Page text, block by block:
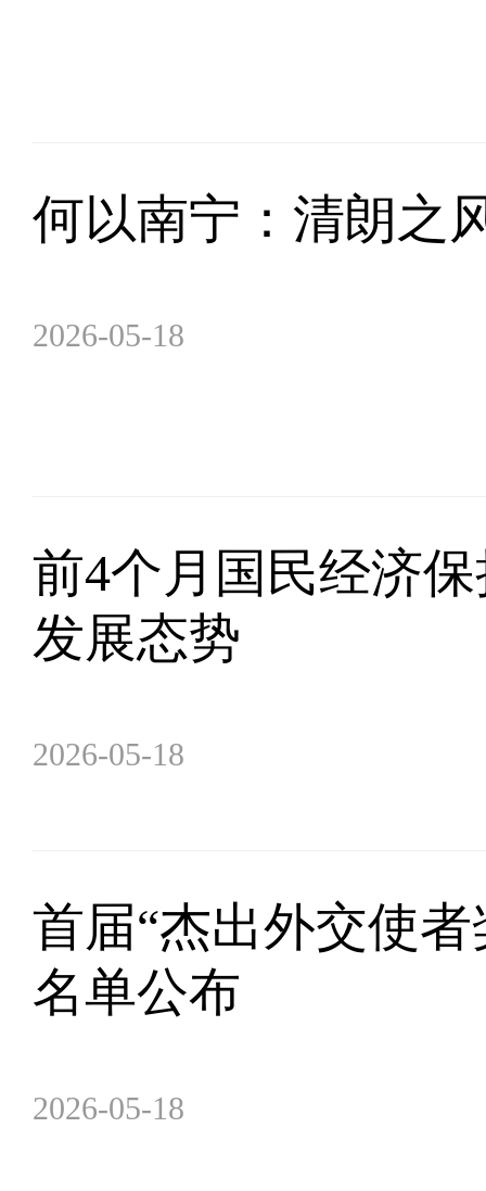
何以南宁：清朗之
2026-05-18
前4个月国民经济
发展态势
2026-05-18
首届“杰出外交使
名单公布
2026-05-18